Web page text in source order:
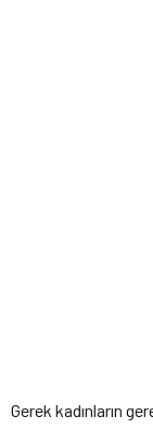
Gerek kadınların